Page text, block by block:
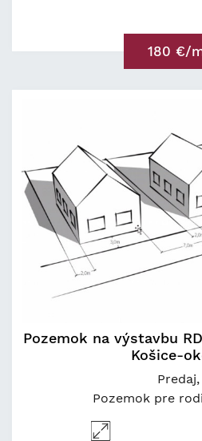
180 €/
Pozemok na výstavbu
Košice-
Predaj
Pozemok pre